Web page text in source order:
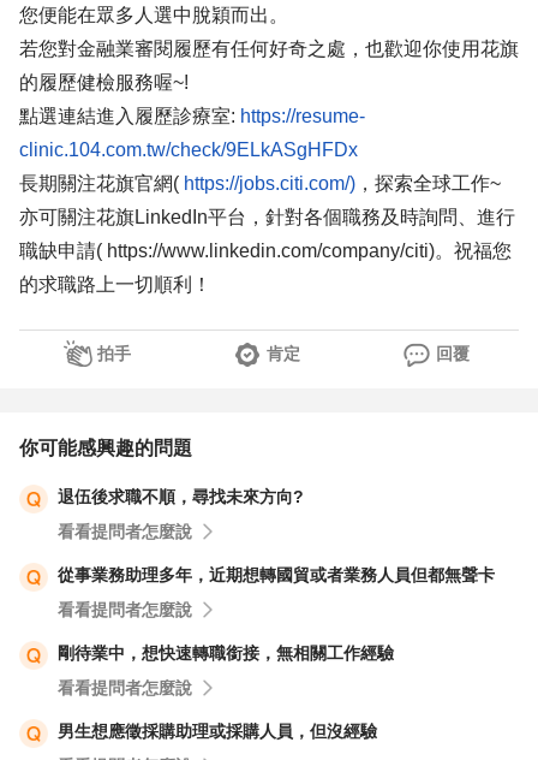
您便能在眾多人選中脫穎而出。
若您對金融業審閱履歷有任何好奇之處，也歡迎你使用花旗
的履歷健檢服務喔~!
點選連結進入履歷診療室: https://resume-
clinic.104.com.tw/check/9ELkASgHFDx
長期關注花旗官網( https://jobs.citi.com/) ，探索全球工作~
亦可關注花旗LinkedIn平台，針對各個職務及時詢問、進行
職缺申請( https://www.linkedin.com/company/citi)。祝福您
的求職路上一切順利！
拍手 肯定 回覆
你可能感興趣的問題
退伍後求職不順，尋找未來方向?
看看提問者怎麼說
從事業務助理多年，近期想轉國貿或者業務人員但都無聲卡
看看提問者怎麼說
剛待業中，想快速轉職銜接，無相關工作經驗
看看提問者怎麼說
男生想應徵採購助理或採購人員，但沒經驗